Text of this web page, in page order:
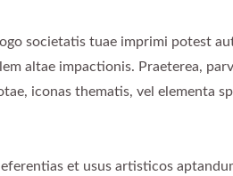
societatis tuae imprimi potest
altae impactionis. Praeterea,
iconas thematis, vel elementa
et usus artisticos